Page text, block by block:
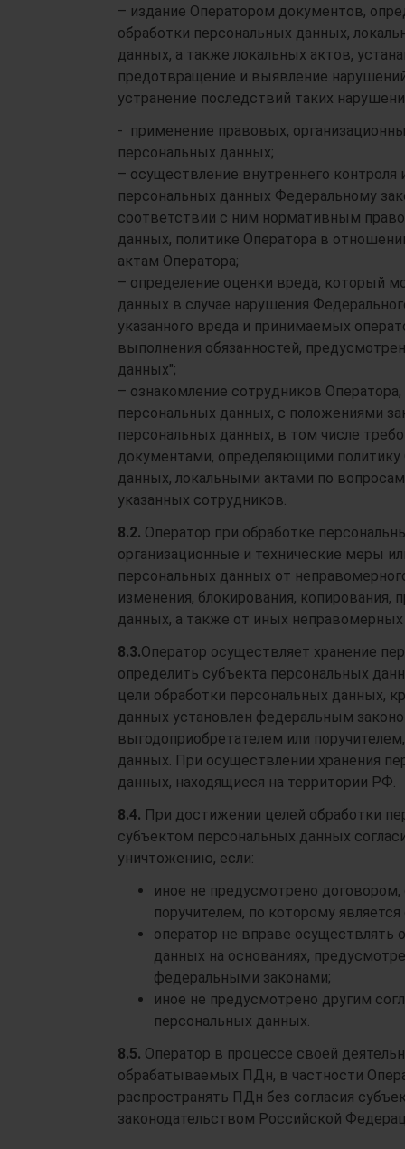
– издание Оператором документов,
обработки персональных данных,
данных, а также локальных актов,
предотвращение и выявление
устранение последствий таких
- применение правовых,
персональных данных;
– осуществление внутреннего контроля
персональных данных Федеральному
соответствии с ним нормативным
данных, политике Оператора в
актам Оператора;
– определение оценки вреда, который
данных в случае нарушения
указанного вреда и принимаемых
выполнения обязанностей,
данных";
– ознакомление сотрудников
персональных данных, с положениями
персональных данных, в том числе
документами, определяющими
данных, локальными актами по
указанных сотрудников.
8.2. Оператор при обработке
организационные и технические меры
персональных данных от
изменения, блокирования, копирования,
данных, а также от иных
8.3.Оператор осуществляет хранение
определить субъекта персональных
цели обработки персональных данных,
данных установлен федеральным
выгодоприобретателем или
данных. При осуществлении хранения
данных, находящиеся на территории РФ.
8.4. При достижении целей обработки
субъектом персональных данных
уничтожению, если:
иное не предусмотрено
поручителем, по которому
оператор не вправе осуществлять
данных на основаниях,
федеральными законами;
иное не предусмотрено другим
персональных данных.
8.5. Оператор в процессе своей
обрабатываемых ПДн, в частности
распространять ПДн без согласия
законодательством Российской